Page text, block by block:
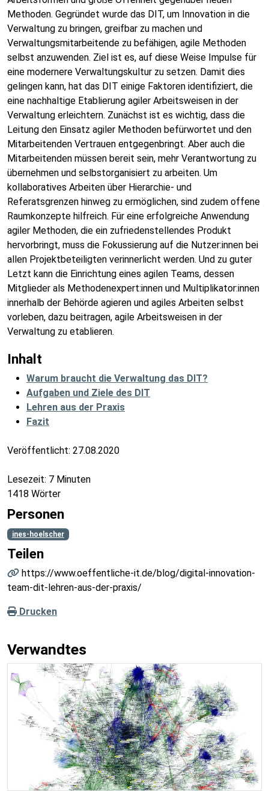
Methoden. Gegründet wurde das DIT, um Innovation in die
Verwaltung zu bringen, greifbar zu machen und
Verwaltungsmitarbeitende zu befähigen, agile Methoden
selbst anzuwenden. Ziel ist es, auf diese Weise Impulse für
eine modernere Verwaltungskultur zu setzen. Damit dies
gelingen kann, hat das DIT einige Faktoren identifiziert, die
eine nachhaltige Etablierung agiler Arbeitsweisen in der
Verwaltung erleichtern. Zunächst ist es wichtig, dass die
Leitung den Einsatz agiler Methoden befürwortet und den
Mitarbeitenden Vertrauen entgegenbringt. Aber auch die
Mitarbeitenden müssen bereit sein, mehr Verantwortung zu
übernehmen und selbstorganisiert zu arbeiten. Um
kollaboratives Arbeiten über Hierarchie- und
Referatsgrenzen hinweg zu ermöglichen, sind zudem offene
Raumkonzepte hilfreich. Für eine erfolgreiche Anwendung
agiler Methoden, die ein zufriedenstellendes Produkt
hervorbringt, muss die Fokussierung auf die Nutzer:innen bei
allen Projektbeteiligten verinnerlicht werden. Und zu guter
Letzt kann die Einrichtung eines agilen Teams, dessen
Mitglieder als Methodenexpert:innen und Multiplikator:innen
innerhalb der Behörde agieren und agiles Arbeiten selbst
vorleben, dazu beitragen, agile Arbeitsweisen in der
Verwaltung zu etablieren.
Inhalt
Warum braucht die Verwaltung das DIT?
Aufgaben und Ziele des DIT
Lehren aus der Praxis
Fazit
Veröffentlicht: 27.08.2020
Lesezeit: 7 Minuten
1418 Wörter
Personen
ines-hoelscher
Teilen
https://www.oeffentliche-it.de/blog/digital-innovation-
team-dit-lehren-aus-der-praxis/
Drucken
Verwandtes